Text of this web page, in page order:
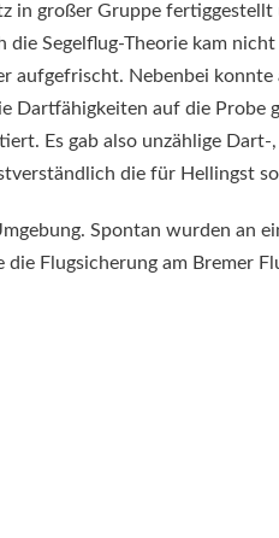
in großer Gruppe
Segelflug-Theorie kam
aufgefrischt. Nebenbei
Dartfähigkeiten auf die Probe
Es gab also unzählige
die für Hellingst
Spontan wurden an
Flugsicherung am Bremer